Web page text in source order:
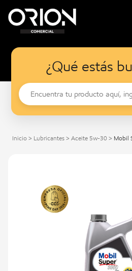
¿Qué estás
Inicio > Lubricantes > Aceite 5w-30 > Mobil